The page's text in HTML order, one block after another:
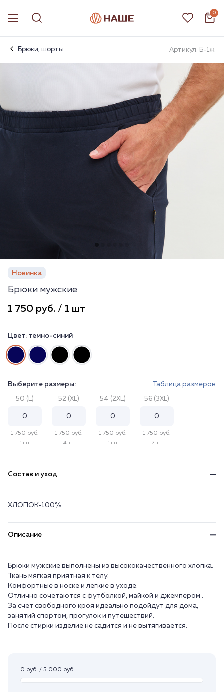
0
Брюки, шорты Артикул: Б-1ж.
Новинка
Брюки мужские
1 750 руб. / 1 шт
Цвет: темно-синий
Выберите размеры: Таблица размеров
50 (L)
1 750 руб.
1 шт
52 (XL)
1 750 руб.
4 шт
54 (2XL)
1 750 руб.
1 шт
56 (3XL)
1 750 руб.
2 шт
Состав и уход
ХЛОПОК-100%
Описание
Брюки мужские выполнены из высококачественного хлопка.
Ткань мягкая приятная к телу.
Комфортные в носке и легкие в уходе.
Отлично сочетаются с футболкой, майкой и джемпером .
За счет свободного кроя идеально подойдут для дома,
занятий спортом, прогулок и путешествий.
После стирки изделие не садится и не вытягивается.
0 руб. / 5 000 руб.